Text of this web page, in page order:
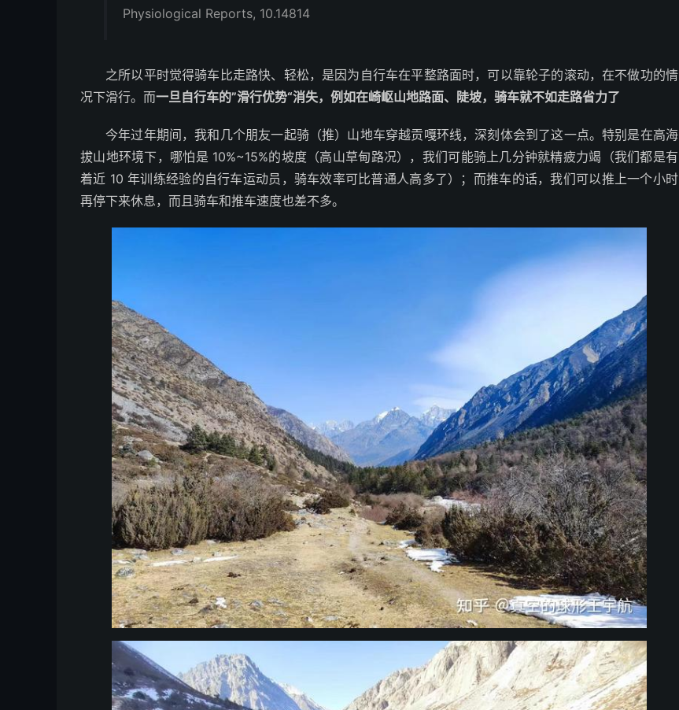
Physiological Reports, 10.14814
之所以平时觉得骑车比走路快、轻松，是因为自行车在平整路面时，可以靠轮子的滚动，在不做功的情
况下滑行。而一旦自行车的”滑行优势“消失，例如在崎岖山地路面、陡坡，骑车就不如走路省力了
今年过年期间，我和几个朋友一起骑（推）山地车穿越贡嘎环线，深刻体会到了这一点。特别是在高海
拔山地环境下，哪怕是 10%~15%的坡度（高山草甸路况），我们可能骑上几分钟就精疲力竭（我们都是有
着近 10 年训练经验的自行车运动员，骑车效率可比普通人高多了）；而推车的话，我们可以推上一个小时
再停下来休息，而且骑车和推车速度也差不多。